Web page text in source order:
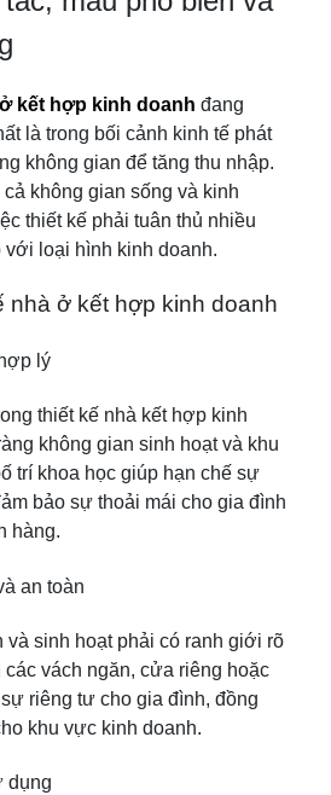
kết hợp kinh doanh đang
là trong bối cảnh kinh tế phát
không gian để tăng thu nhập.
không gian sống và kinh
thiết kế phải tuân thủ nhiều
loại hình kinh doanh.
nhà ở kết hợp kinh doanh
lý
thiết kế nhà kết hợp kinh
không gian sinh hoạt và khu
trí khoa học giúp hạn chế sự
bảo sự thoải mái cho gia đình
hàng.
an toàn
và sinh hoạt phải có ranh giới rõ
vách ngăn, cửa riêng hoặc
riêng tư cho gia đình, đồng
khu vực kinh doanh.
dụng